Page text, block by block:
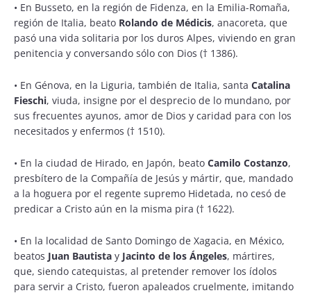
• En Busseto, en la región de Fidenza, en la Emilia-Romaña,
región de Italia, beato Rolando de Médicis, anacoreta, que
pasó una vida solitaria por los duros Alpes, viviendo en gran
penitencia y conversando sólo con Dios († 1386).
• En Génova, en la Liguria, también de Italia, santa Catalina
Fieschi, viuda, insigne por el desprecio de lo mundano, por
sus frecuentes ayunos, amor de Dios y caridad para con los
necesitados y enfermos († 1510).
• En la ciudad de Hirado, en Japón, beato Camilo Costanzo,
presbítero de la Compañía de Jesús y mártir, que, mandado
a la hoguera por el regente supremo Hidetada, no cesó de
predicar a Cristo aún en la misma pira († 1622).
• En la localidad de Santo Domingo de Xagacia, en México,
beatos Juan Bautista y Jacinto de los Ángeles, mártires,
que, siendo catequistas, al pretender remover los ídolos
para servir a Cristo, fueron apaleados cruelmente, imitando